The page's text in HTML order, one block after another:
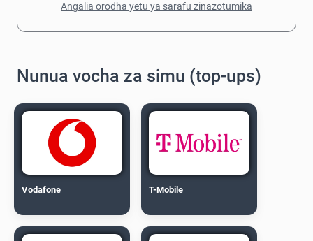
Angalia orodha yetu ya sarafu zinazotumika
Nunua vocha za simu (top-ups)
Vodafone T-Mobile